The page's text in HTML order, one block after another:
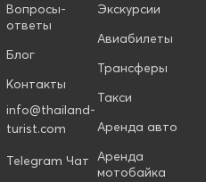
Вопросы-
ответы
Блог
Контакты
info@thailand-
turist.com
Telegram Чат
Экскурсии
Авиабилеты
Трансферы
Такси
Аренда авто
Аренда
мотобайка